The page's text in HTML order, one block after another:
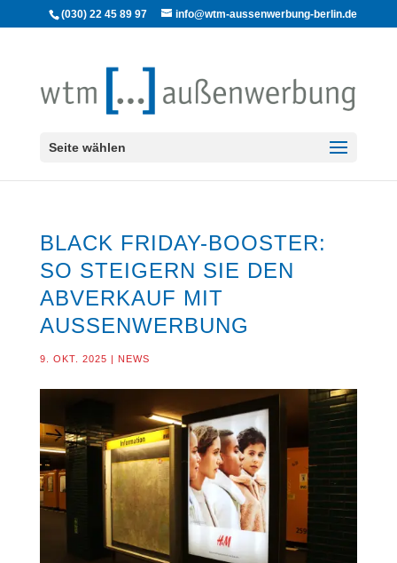
(030) 22 45 89 97 info@wtm-aussenwerbung-berlin.de
Seite wählen
BLACK FRIDAY-BOOSTER:
SO STEIGERN SIE DEN
ABVERKAUF MIT
AUSSENWERBUNG
9. OKT. 2025 | NEWS